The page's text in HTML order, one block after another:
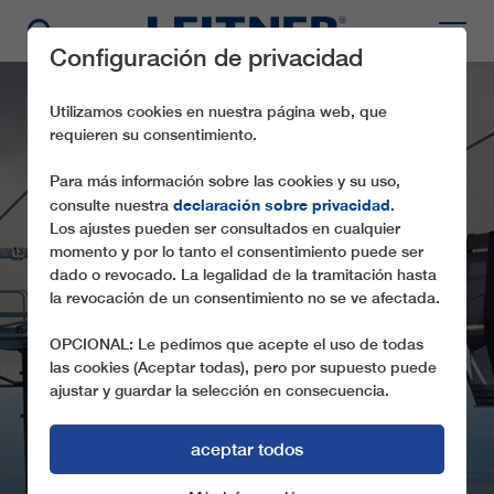
GD10 SKY WAKA
Configuración de privacidad
Utilizamos cookies en nuestra página web, que
requieren su consentimiento.
Para más información sobre las cookies y su uso,
consulte nuestra declaración sobre privacidad.
Los ajustes pueden ser consultados en cualquier
momento y por lo tanto el consentimiento puede ser
dado o revocado. La legalidad de la tramitación hasta
la revocación de un consentimiento no se ve afectada.
OPCIONAL: Le pedimos que acepte el uso de todas
las cookies (Aceptar todas), pero por supuesto puede
ajustar y guardar la selección en consecuencia.
aceptar todos